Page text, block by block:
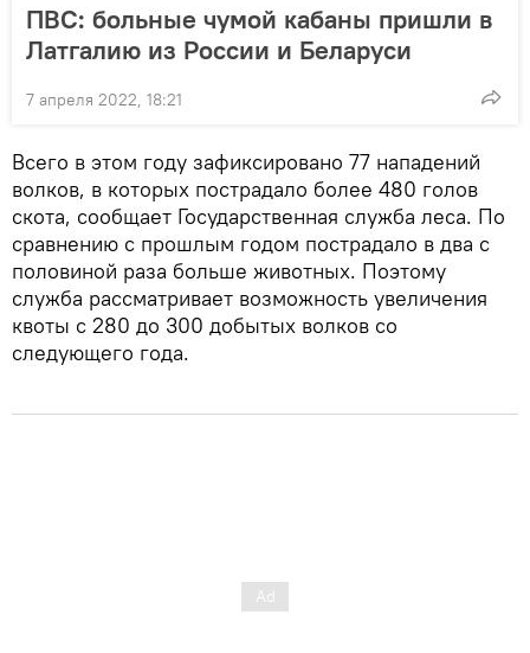
ПВС: больные чумой кабаны пришли в
Латгалию из России и Беларуси
7 апреля 2022, 18:21
Всего в этом году зафиксировано 77 нападений
волков, в которых пострадало более 480 голов
скота, сообщает Государственная служба леса. По
сравнению с прошлым годом пострадало в два с
половиной раза больше животных. Поэтому
служба рассматривает возможность увеличения
квоты с 280 до 300 добытых волков со
следующего года.